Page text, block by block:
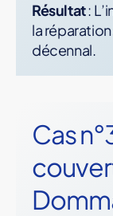
Résultat:
la réparation
décennal.
Cas